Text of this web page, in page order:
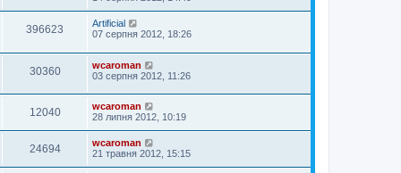
396623
Artificial
07 серпня 2012, 18:26
30360
wcaroman
03 серпня 2012, 11:26
12040
wcaroman
28 липня 2012, 10:19
24694
wcaroman
21 травня 2012, 15:15